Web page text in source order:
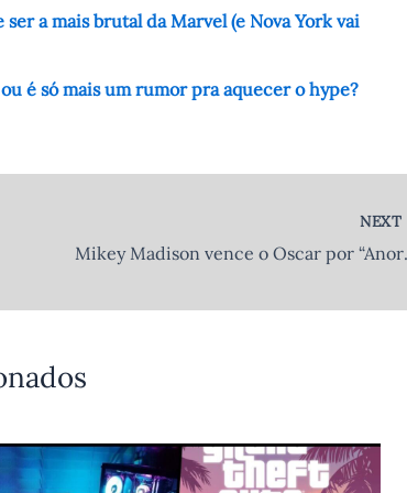
a mais brutal da Marvel (e Nova York vai
é só mais um rumor pra aquecer o hype?
NEXT
Mikey